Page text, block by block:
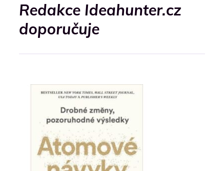
Redakce Ideahunter.cz
doporučuje